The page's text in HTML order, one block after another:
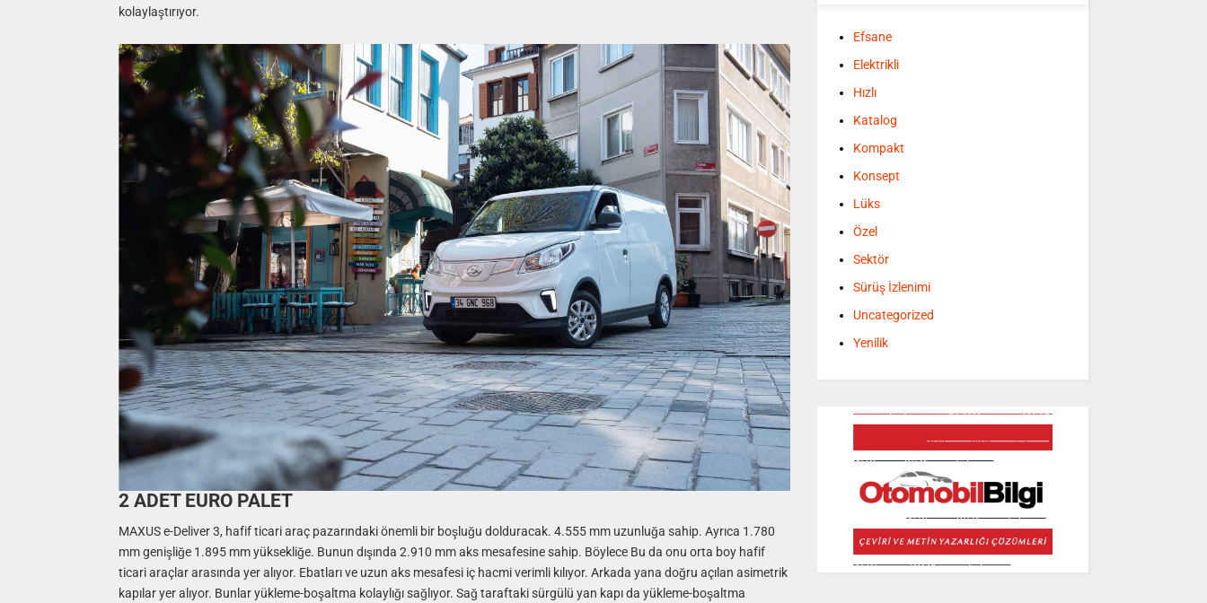
kolaylaştırıyor.
2 ADET EURO PALET
MAXUS e-Deliver 3, hafif ticari araç pazarındaki önemli bir boşluğu dolduracak. 4.555 mm uzunluğa sahip. Ayrıca 1.780
mm genişliğe 1.895 mm yüksekliğe. Bunun dışında 2.910 mm aks mesafesine sahip. Böylece Bu da onu orta boy hafif
ticari araçlar arasında yer alıyor. Ebatları ve uzun aks mesafesi iç hacmi verimli kılıyor. Arkada yana doğru açılan asimetrik
kapılar yer alıyor. Bunlar yükleme-boşaltma kolaylığı sağlıyor. Sağ taraftaki sürgülü yan kapı da yükleme-boşaltma
Efsane
Elektrikli
Hızlı
Katalog
Kompakt
Konsept
Lüks
Özel
Sektör
Sürüş İzlenimi
Uncategorized
Yenilik